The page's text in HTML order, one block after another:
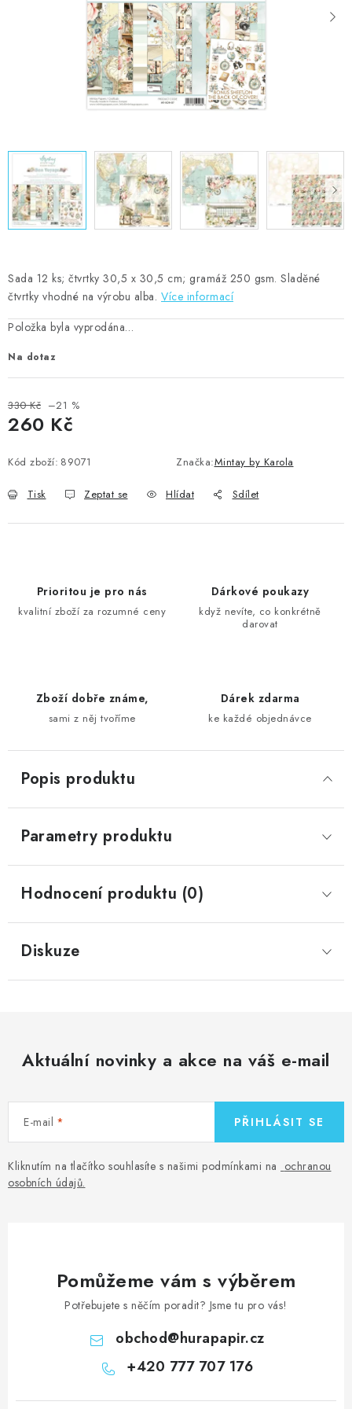
Kontakty Moje objednávka
Oblíbené ♥️
Hodnocení obchodu
Obchodní podmínky
Jak nakupovat
Sada 12 ks; čtvrtky 30,5 x 30,5 cm; gramáž 250 gsm. Sladěné
čtvrtky vhodné na výrobu alba. Více informací
Položka byla vyprodána…
Na dotaz
330 Kč –21 %
260 Kč
Kód zboží: 89071 Značka:Mintay by Karola
Tisk Zeptat se Hlídat Sdílet
Prioritou je pro nás
kvalitní zboží za rozumné ceny
Dárkové poukazy
když nevíte, co konkrétně
darovat
Zboží dobře známe,
sami z něj tvoříme
Dárek zdarma
ke každé objednávce
Popis produktu
Parametry produktu
Hodnocení produktu (0)
Diskuze
Aktuální novinky a akce na váš e-mail
E-mail
Kliknutím na tlačítko souhlasíte s našimi podmínkami na ochranou
osobních údajů.
PŘIHLÁSIT SE
Pomůžeme vám s výběrem
Potřebujete s něčím poradit? Jsme tu pro vás!
obchod@hurapapir.cz
+420 777 707 176